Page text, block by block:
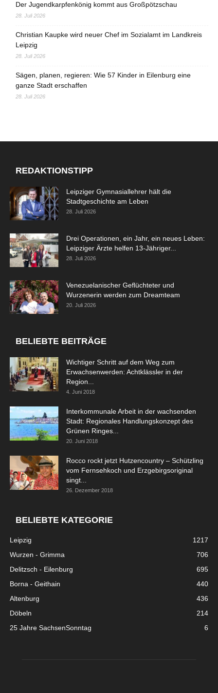
Der Jugendkarpfenkönig kommt aus Großpötzschau
28. Juli 2026
Christian Kaupke wird neuer Chef im Sozialamt im Landkreis
Leipzig
28. Juli 2026
Sägen, planen, regieren: Wie 57 Kinder in Eilenburg eine
ganze Stadt erschaffen
28. Juli 2026
REDAKTIONSTIPP
Leipziger Gymnasiallehrer hält die
Stadtgeschichte am Leben
28. Juli 2026
Drei Operationen, ein Jahr, ein neues Leben:
Leipziger Ärzte helfen 13-Jähriger...
28. Juli 2026
Venezuelanischer Geflüchteter und
Wurzenerin werden zum Dreamteam
20. Juli 2026
BELIEBTE BEITRÄGE
Wichtiger Schritt auf dem Weg zum
Erwachsenwerden: Achtklässler in der
Region...
4. Juni 2018
Interkommunale Arbeit in der wachsenden
Stadt: Regionales Handlungskonzept des
Grünen Ringes...
20. Juni 2018
Rocco rockt jetzt Hutzencountry – Schützling
vom Fernsehkoch und Erzgebirgsoriginal
singt...
26. Dezember 2018
BELIEBTE KATEGORIE
Leipzig
1217
Wurzen - Grimma
706
Delitzsch - Eilenburg
695
Borna - Geithain
440
Altenburg
436
Döbeln
214
25 Jahre SachsenSonntag
6